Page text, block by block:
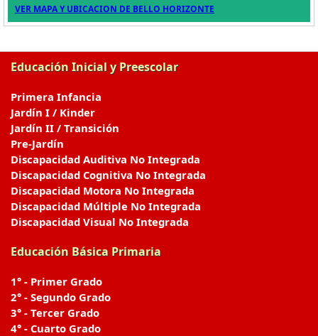
VER MAPA Y UBICACION DE BELLO HORIZONTE
Educación Inicial y Preescolar
Primera Infancia
Jardín I / Kinder
Jardín II / Transición
Pre-Jardín
Discapacidad Auditiva No Integrada
Discapacidad Cognitiva No Integrada
Discapacidad Motora No Integrada
Discapacidad Múltiple No Integrada
Discapacidad Visual No Integrada
Educación Básica Primaria
1° - Primer Grado
2° - Segundo Grado
3° - Tercer Grado
4° - Cuarto Grado